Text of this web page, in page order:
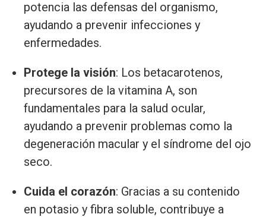
potencia las defensas del organismo,
ayudando a prevenir infecciones y
enfermedades.
Protege la visión: Los betacarotenos,
precursores de la vitamina A, son
fundamentales para la salud ocular,
ayudando a prevenir problemas como la
degeneración macular y el síndrome del ojo
seco.
Cuida el corazón: Gracias a su contenido
en potasio y fibra soluble, contribuye a